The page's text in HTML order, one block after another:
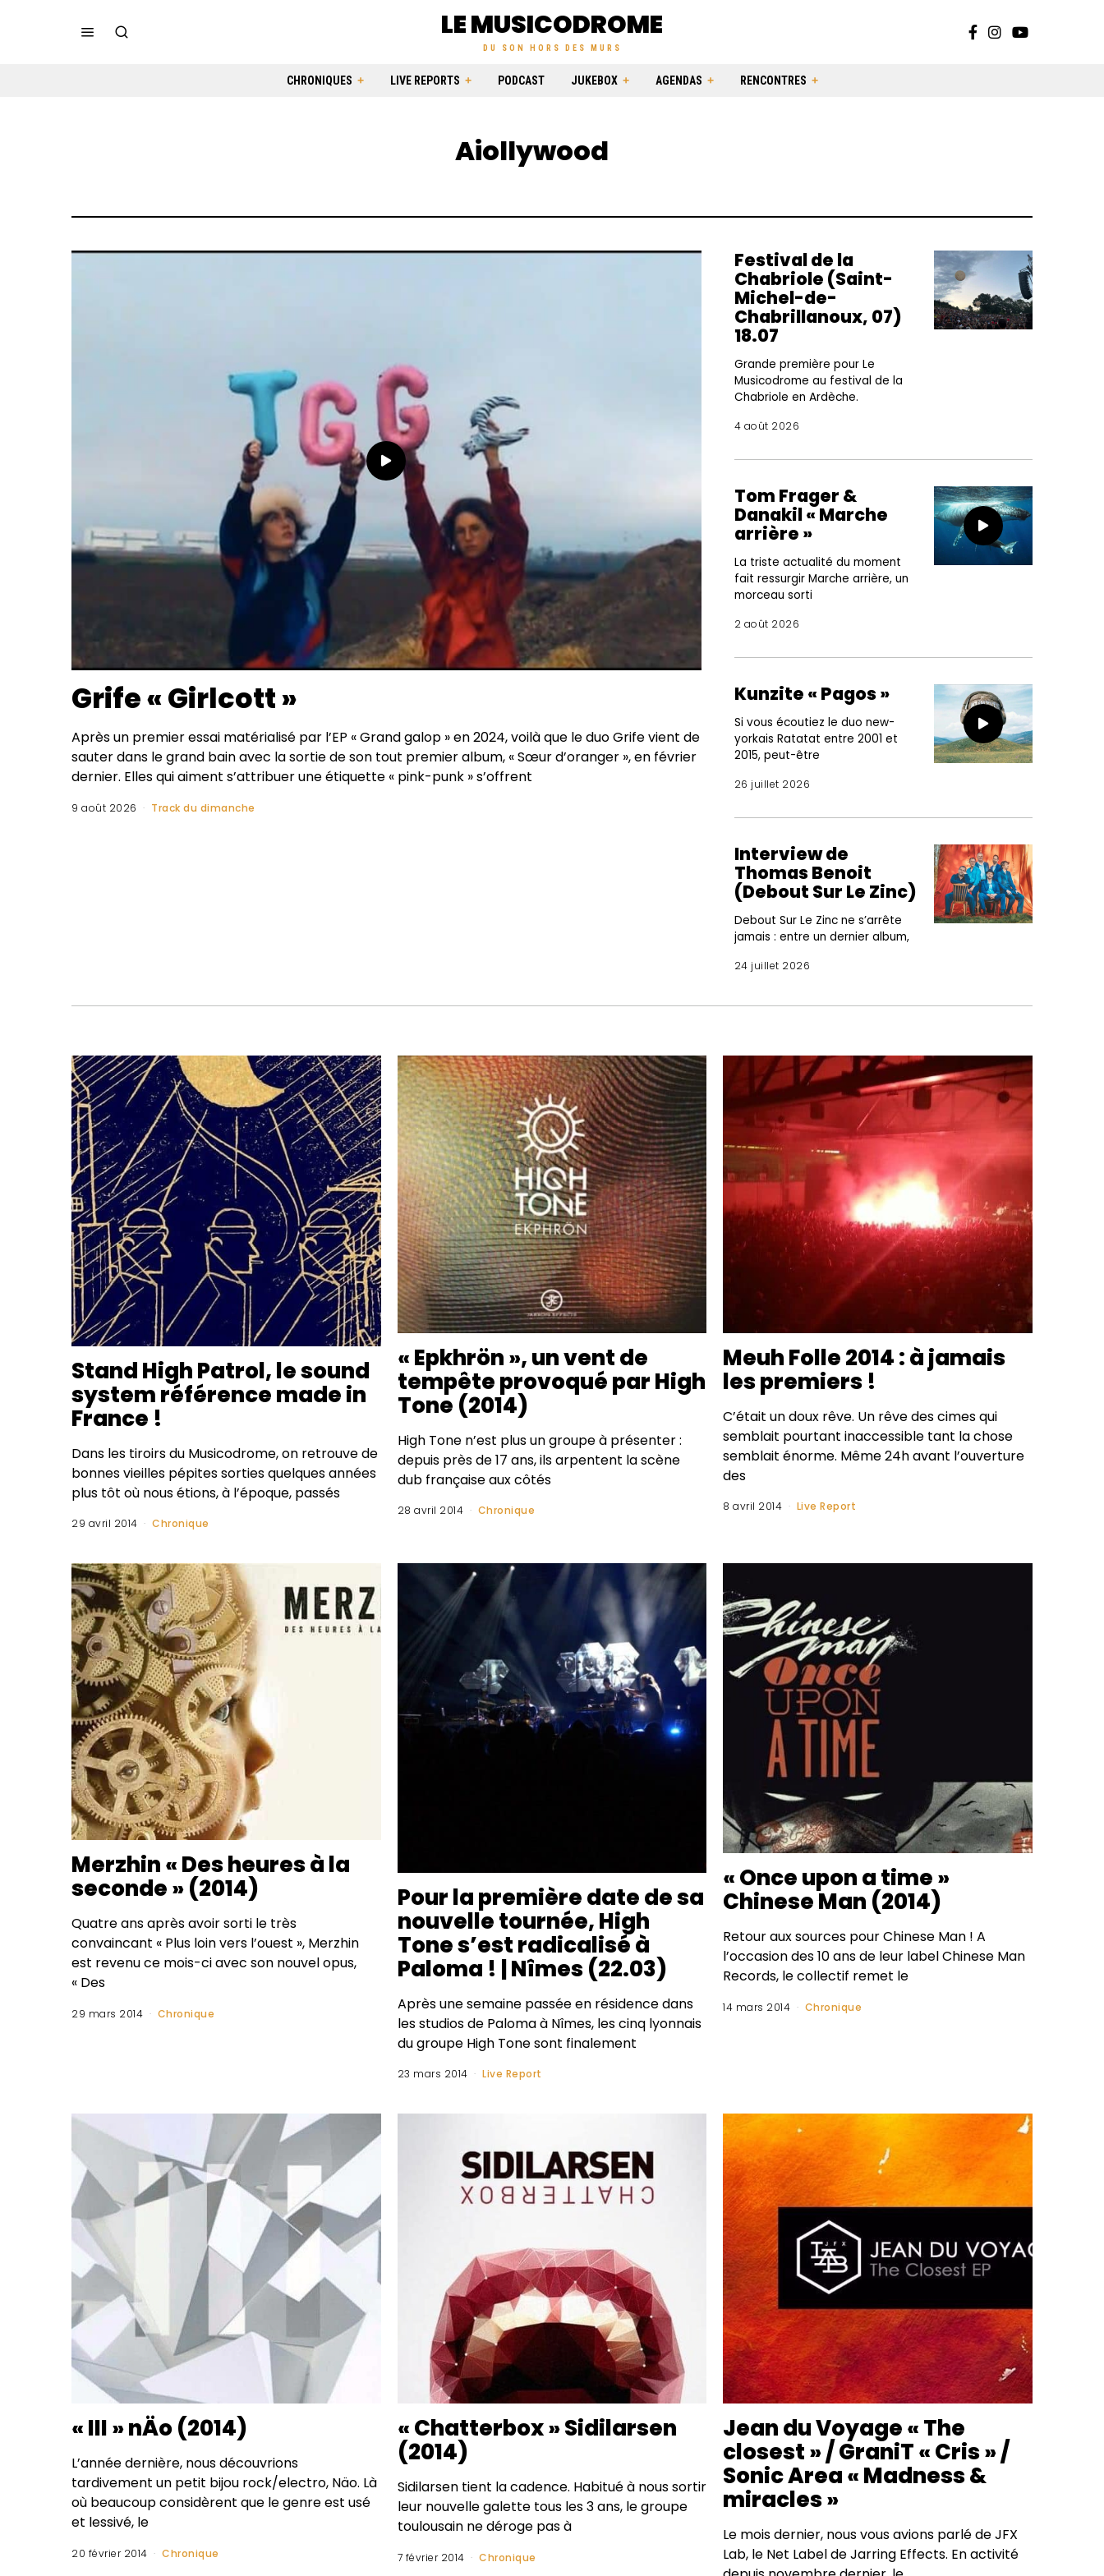
LE MUSICODROME
DU SON HORS DES MURS
CHRONIQUES LIVE REPORTS PODCAST JUKEBOX AGENDAS RENCONTRES
Aiollywood
Grife « Girlcott »
Après un premier essai matérialisé par l’EP « Grand galop » en 2024, voilà que le duo Grife vient de
sauter dans le grand bain avec la sortie de son tout premier album, « Sœur d’oranger », en février
dernier. Elles qui aiment s’attribuer une étiquette « pink-punk » s’offrent
9 août 2026 Track du dimanche
Festival de la
Chabriole (Saint-
Michel-de-
Chabrillanoux, 07)
18.07
Grande première pour Le
Musicodrome au festival de la
Chabriole en Ardèche.
4 août 2026
Tom Frager &
Danakil « Marche
arrière »
La triste actualité du moment
fait ressurgir Marche arrière, un
morceau sorti
2 août 2026
Kunzite « Pagos »
Si vous écoutiez le duo new-
yorkais Ratatat entre 2001 et
2015, peut-être
26 juillet 2026
Interview de
Thomas Benoit
(Debout Sur Le Zinc)
Debout Sur Le Zinc ne s’arrête
jamais : entre un dernier album,
24 juillet 2026
Stand High Patrol, le sound
system référence made in
France !
Dans les tiroirs du Musicodrome, on retrouve de
bonnes vieilles pépites sorties quelques années
plus tôt où nous étions, à l’époque, passés
29 avril 2014 Chronique
« Epkhrön », un vent de
tempête provoqué par High
Tone (2014)
High Tone n’est plus un groupe à présenter :
depuis près de 17 ans, ils arpentent la scène
dub française aux côtés
28 avril 2014 Chronique
Meuh Folle 2014 : à jamais
les premiers !
C’était un doux rêve. Un rêve des cimes qui
semblait pourtant inaccessible tant la chose
semblait énorme. Même 24h avant l’ouverture
des
8 avril 2014 Live Report
Merzhin « Des heures à la
seconde » (2014)
Quatre ans après avoir sorti le très
convaincant « Plus loin vers l’ouest », Merzhin
est revenu ce mois-ci avec son nouvel opus,
« Des
29 mars 2014 Chronique
Pour la première date de sa
nouvelle tournée, High
Tone s’est radicalisé à
Paloma ! | Nîmes (22.03)
Après une semaine passée en résidence dans
les studios de Paloma à Nîmes, les cinq lyonnais
du groupe High Tone sont finalement
23 mars 2014 Live Report
« Once upon a time »
Chinese Man (2014)
Retour aux sources pour Chinese Man ! A
l’occasion des 10 ans de leur label Chinese Man
Records, le collectif remet le
14 mars 2014 Chronique
« III » nÄo (2014)
L’année dernière, nous découvrions
tardivement un petit bijou rock/electro, Näo. Là
où beaucoup considèrent que le genre est usé
et lessivé, le
20 février 2014 Chronique
« Chatterbox » Sidilarsen
(2014)
Sidilarsen tient la cadence. Habitué à nous sortir
leur nouvelle galette tous les 3 ans, le groupe
toulousain ne déroge pas à
7 février 2014 Chronique
Jean du Voyage « The
closest » / GraniT « Cris » /
Sonic Area « Madness &
miracles »
Le mois dernier, nous vous avions parlé de JFX
Lab, le Net Label de Jarring Effects. En activité